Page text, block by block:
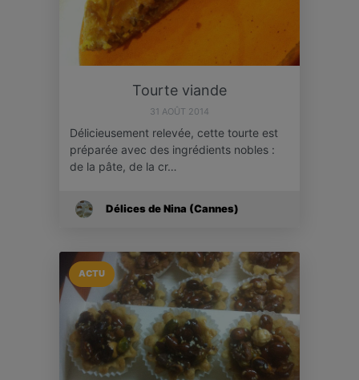
Tourte viande
31 AOÛT 2014
Délicieusement relevée, cette tourte est
préparée avec des ingrédients nobles :
de la pâte, de la cr…
Délices de Nina (Cannes)
ACTU